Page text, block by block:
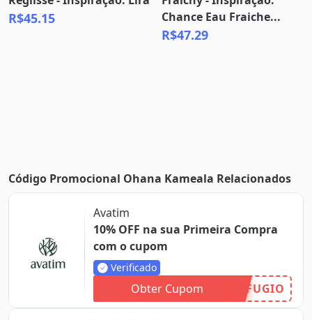
R$45.15
Chance Eau Fraiche...
R$47.29
Código Promocional Ohana Kameala Relacionados
Avatim
10% OFF na sua Primeira Compra
com o cupom
Verificado
Obter Cupom FUGIO